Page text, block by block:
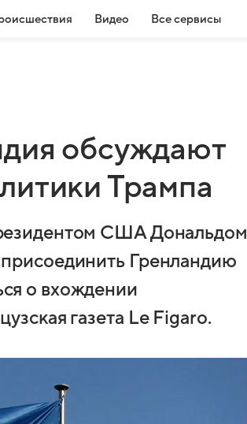
Видео Все сервисы
обсуждают
Трампа
США Дональдом
Гренландию
о вхождении
газета Le Figaro.